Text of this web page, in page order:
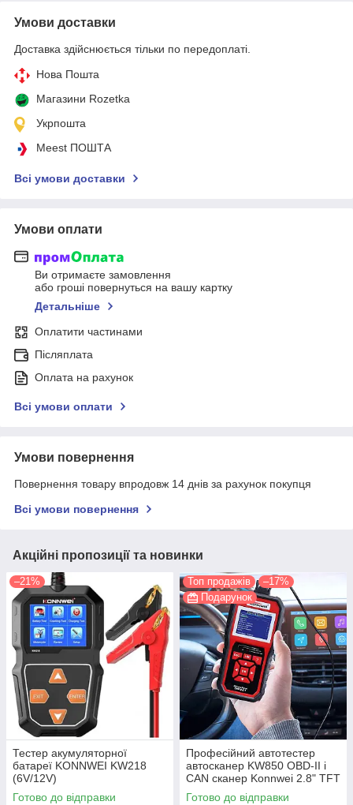
Умови доставки
Доставка здійснюється тільки по передоплаті.
Нова Пошта
Магазини Rozetka
Укрпошта
Meest ПОШТА
Всі умови доставки
Умови оплати
Ви отримаєте замовлення
або гроші повернуться на вашу картку
Детальніше
Оплатити частинами
Післяплата
Оплата на рахунок
Всі умови оплати
Умови повернення
Повернення товару впродовж 14 днів за рахунок покупця
Всі умови повернення
Акційні пропозиції та новинки
–21%
Тестер акумуляторної
батареї KONNWEI KW218
(6V/12V)
Готово до відправки
Топ продажів
–17%
Подарунок
Професійний автотестер
автосканер KW850 OBD-II і
CAN сканер Konnwei 2.8" TFT
друк ПК 2.8" TF
Готово до відправки